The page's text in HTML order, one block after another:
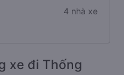
4 nhà xe
xe đi Thống